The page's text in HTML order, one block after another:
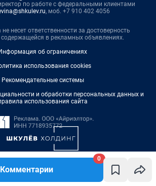
Комментарии
0